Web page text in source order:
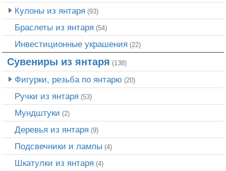
Кулоны из янтаря (93)
Браслеты из янтаря (54)
Инвестиционные украшения (22)
Сувениры из янтаря (138)
Фигурки, резьба по янтарю (20)
Ручки из янтаря (53)
Мундштуки (2)
Деревья из янтаря (9)
Подсвечники и лампы (4)
Шкатулки из янтаря (4)